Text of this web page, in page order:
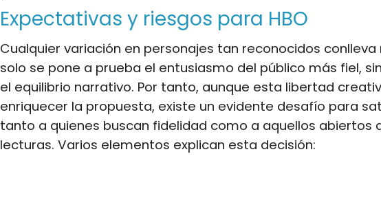
Expectativas y riesgos para HBO
Cualquier variación en personajes tan reconocidos conlleva
solo se pone a prueba el entusiasmo del público más fiel,
el equilibrio narrativo. Por tanto, aunque esta libertad
enriquecer la propuesta, existe un evidente desafío para
tanto a quienes buscan fidelidad como a aquellos abiertos
lecturas. Varios elementos explican esta decisión: